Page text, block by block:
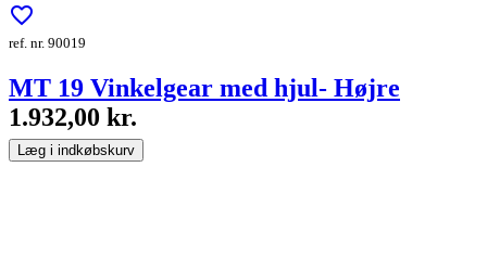
favorite_border
ref. nr. 90019
MT 19 Vinkelgear med hjul- Højre
1.932,00 kr.
Læg i indkøbskurv